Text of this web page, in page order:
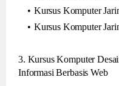
Kursus Komputer
Kursus Komputer
3. Kursus Komputer
Informasi Berbasis Web